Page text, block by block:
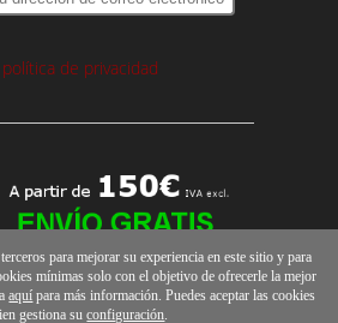
política de privacidad
para mejorar su experiencia en este sitio y para
mínimas solo con el objetivo de ofrecerle la mejor
aquí para más información. Puedes aceptar las cookies
gestiona suconfiguración.